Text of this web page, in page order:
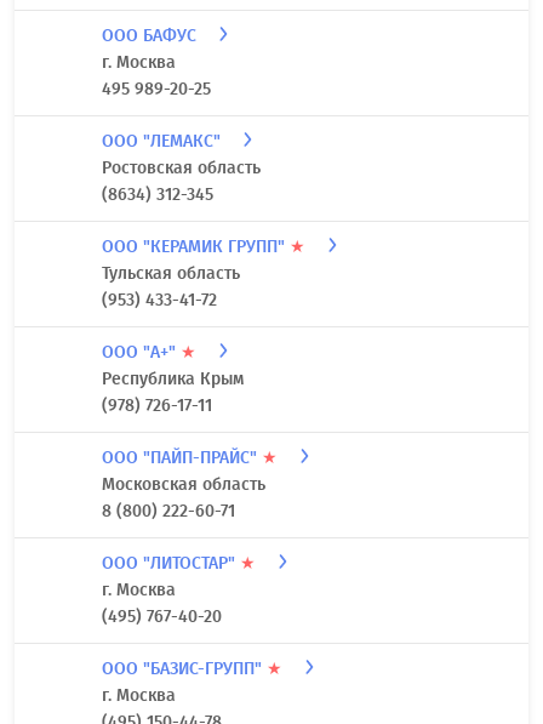
ООО БАФУС
г. Москва
495 989-20-25
ООО "ЛЕМАКС"
Ростовская область
(8634) 312-345
ООО "КЕРАМИК ГРУПП" ★
Тульская область
(953) 433-41-72
ООО "А+" ★
Республика Крым
(978) 726-17-11
ООО "ПАЙП-ПРАЙС" ★
Московская область
8 (800) 222-60-71
ООО "ЛИТОСТАР" ★
г. Москва
(495) 767-40-20
ООО "БАЗИС-ГРУПП" ★
г. Москва